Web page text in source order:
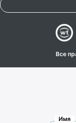
Все
Имя